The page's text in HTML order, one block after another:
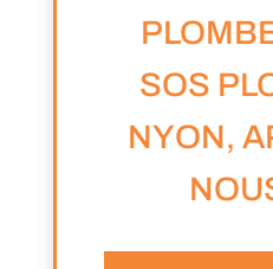
SOS
NYON,